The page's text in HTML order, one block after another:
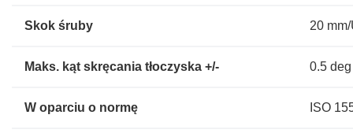
Skok śruby 20
Maks. kąt skręcania tłoczyska +/- 0.5 deg
W oparciu o normę ISO